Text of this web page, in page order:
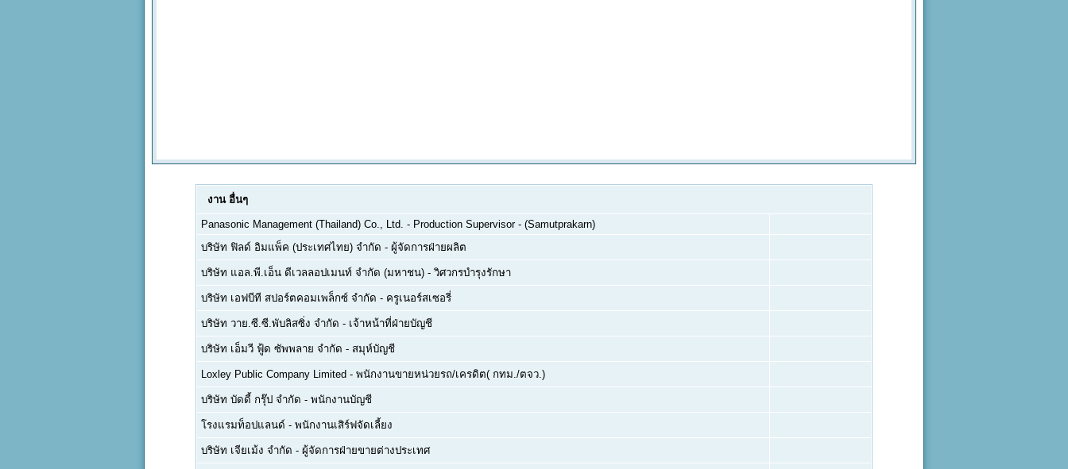
งาน อื่นๆ
Panasonic Management (Thailand) Co., Ltd. - Production Supervisor - (Samutprakarn)
บริษัท ฟิลด์ อิมแพ็ค (ประเทศไทย) จำกัด - ผู้จัดการฝ่ายผลิต
บริษัท แอล.พี.เอ็น ดีเวลลอปเมนท์ จำกัด (มหาชน) - วิศวกรบำรุงรักษา
บริษัท เอฟบีที สปอร์ตคอมเพล็กซ์ จำกัด - ครูเนอร์สเซอรี่
บริษัท วาย.ซี.ซี.พับลิสซิ่ง จำกัด - เจ้าหน้าที่ฝ่ายบัญชี
บริษัท เอ็มวี ฟู้ด ซัพพลาย จำกัด - สมุห์บัญชี
Loxley Public Company Limited - พนักงานขายหน่วยรถ/เครดิต( กทม./ตจว.)
บริษัท บัดดี้ กรุ๊ป จำกัด - พนักงานบัญชี
โรงแรมท็อปแลนด์ - พนักงานเสิร์ฟจัดเลี้ยง
บริษัท เจียเม้ง จำกัด - ผู้จัดการฝ่ายขายต่างประเทศ